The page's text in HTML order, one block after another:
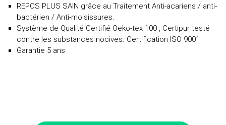
REPOS PLUS SAIN grâce au Traitement Anti-acariens / anti-
bactérien / Anti-moisissures.
Système de Qualité Certifié Oeko-tex 100 , Certipur testé
contre les substances nocives. Certification ISO 9001
Garantie 5 ans